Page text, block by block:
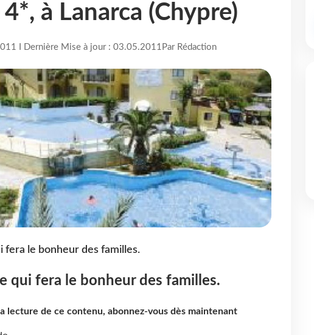
à Lanarca (Chypre)
I Dernière Mise à jour : 03.05.2011 Par Rédaction
fera le bonheur des familles.
qui fera le bonheur des familles.
lecture de ce contenu, abonnez-vous dès maintenant